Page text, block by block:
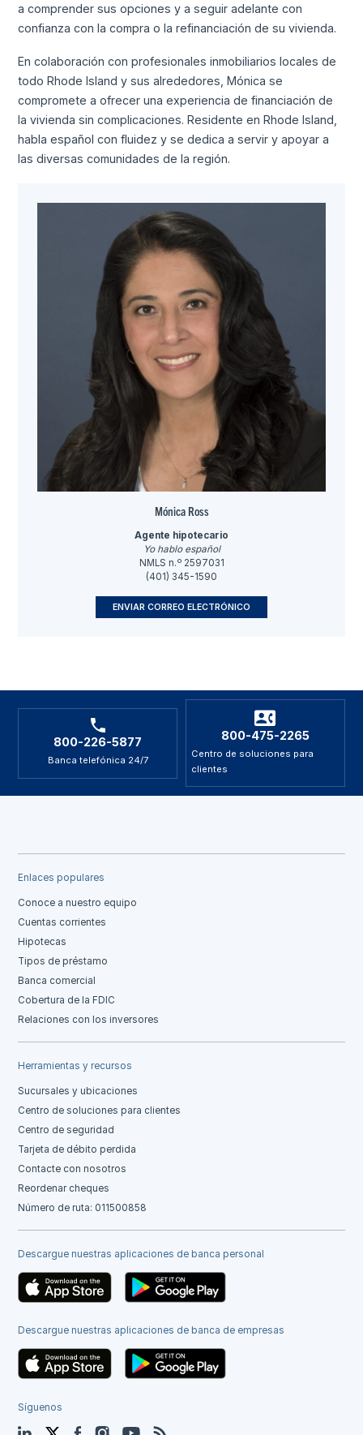
a comprender sus opciones y a seguir adelante con
confianza con la compra o la refinanciación de su vivienda.
En colaboración con profesionales inmobiliarios locales de
todo Rhode Island y sus alrededores, Mónica se
compromete a ofrecer una experiencia de financiación de
la vivienda sin complicaciones. Residente en Rhode Island,
habla español con fluidez y se dedica a servir y apoyar a
las diversas comunidades de la región.
Mónica Ross
Agente hipotecario
Yo hablo español
NMLS n.º 2597031
(401) 345-1590
ENVIAR CORREO ELECTRÓNICO
800-226-5877
Banca telefónica 24/7
800-475-2265
Centro de soluciones para
clientes
Enlaces populares
Conoce a nuestro equipo
Cuentas corrientes
Hipotecas
Tipos de préstamo
Banca comercial
Cobertura de la FDIC
Relaciones con los inversores
Herramientas y recursos
Sucursales y ubicaciones
Centro de soluciones para clientes
Centro de seguridad
Tarjeta de débito perdida
Contacte con nosotros
Reordenar cheques
Número de ruta: 011500858
Descargue nuestras aplicaciones de banca personal
Descargue nuestras aplicaciones de banca de empresas
Síguenos
LinkedIn TwitterFacebookInstagramYouTube